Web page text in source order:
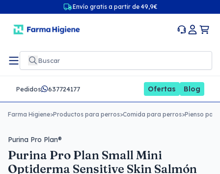
Envío gratis a partir de 49,9€
Pedidos 637724177 Ofertas Blog
Farma Higiene>Productos para perros>Comida para perros>Pienso
Purina Pro Plan®
Purina Pro Plan Small Mini
Optiderma Sensitive Skin Salmón